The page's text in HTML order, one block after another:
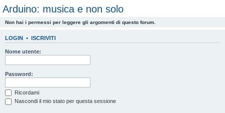
Arduino: musica e non solo
Non hai i permessi per leggere gli argomenti di questo forum.
LOGIN • ISCRIVITI
Nome utente:
Password:
Ricordami
Nascondi il mio stato per questa sessione